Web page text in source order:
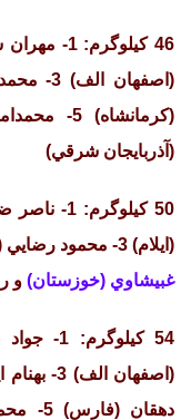
(آذربايجان شرقي)
(ايلام) 3- محمود رضايي (گلستان) و حسين جعفري (كرج)
غبيشاوي (خوزستان) و
(اصفهان